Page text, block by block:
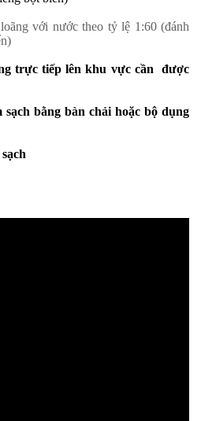
với nước theo tỷ lệ 1:60 (đánh
trực tiếp lên khu vực cần được
sạch bằng bàn chải hoặc bộ dụng